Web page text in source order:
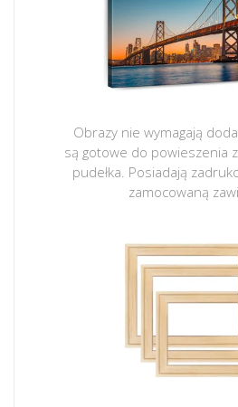
Obrazy nie wymagają
są gotowe do powieszenia
pudełka. Posiadają
zamocowaną